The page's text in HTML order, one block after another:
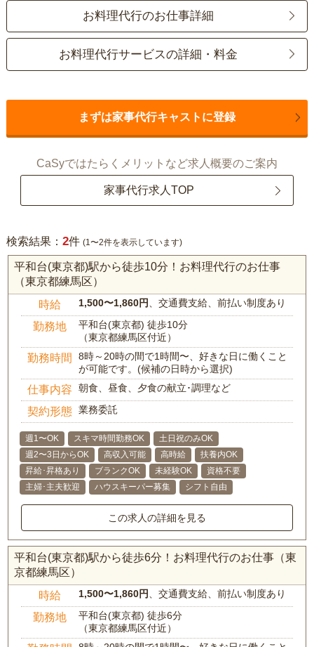
お料理代行のお仕事詳細
お料理代行サービスの詳細・料金
まずは家事代行キャストに登録
CaSyではたらくメリットなど求人概要のご案内
家事代行求人TOP
検索結果： 2件 (1〜2件を表示しています)
平和台(東京都)駅から徒歩10分！お料理代行のお仕事
（東京都練馬区）
時給 1,500〜1,860円 、交通費支給、前払い制度あり
勤務地
平和台(東京都) 徒歩10分
（東京都練馬区付近）
勤務時間
8時～20時の間で1時間〜、好きな日に働くこと
が可能です。(候補の日時から選択)
仕事内容 朝食、昼食、夕食の献立･調理など
契約形態 業務委託
週1〜OK スキマ時間勤務OK
土日祝のみOK
週2〜3日からOK
高収入可能 高時給
扶養内OK
昇給･昇格あり
ブランクOK 未経験OK
資格不要
主婦･主夫歓迎
ハウスキーパー募集 シフト自由
この求人の詳細を見る
平和台(東京都)駅から徒歩6分！お料理代行のお仕事（東
京都練馬区）
時給 1,500〜1,860円 、交通費支給、前払い制度あり
勤務地
平和台(東京都) 徒歩6分
（東京都練馬区付近）